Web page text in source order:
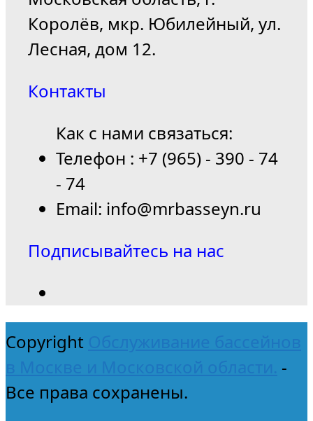
Королёв, мкр. Юбилейный, ул.
Лесная, дом 12.
Контакты
Как с нами связаться:
Телефон : +7 (965) - 390 - 74
- 74
Email: info@mrbasseyn.ru
Подписывайтесь на нас
Copyright Обслуживание бассейнов
в Москве и Московской области. -
Все права сохранены.